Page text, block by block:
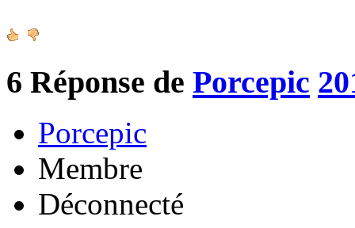
6 Réponse de Porcepic
Porcepic
Membre
Déconnecté